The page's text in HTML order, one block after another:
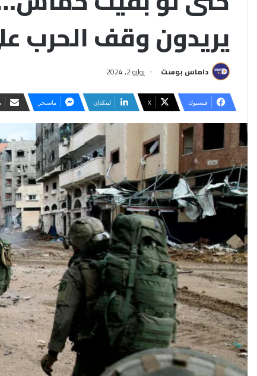
يريدون وقف الحرب
داماس بوست يوليو 2, 2024
فيسبوك ‫X لينكدإن ماسنجر